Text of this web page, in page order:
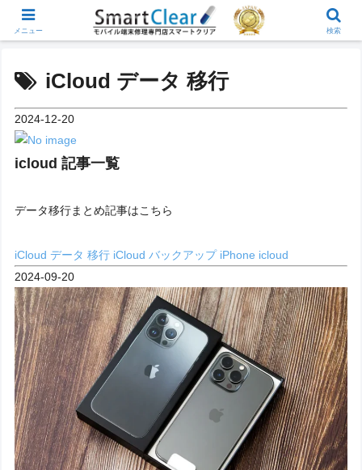
iCloud データ 移行
2024-12-20
icloud 記事一覧
データ移行まとめ記事はこちら
iCloud データ 移行 iCloud バックアップ iPhone icloud
2024-09-20
メニュー 検索